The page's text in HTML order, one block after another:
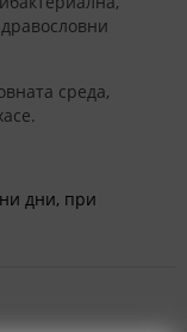
среда,
дни, при